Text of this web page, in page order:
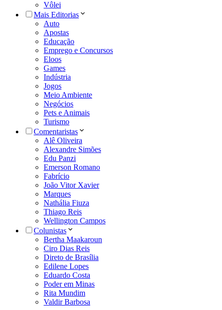
Vôlei
Mais Editorias
Auto
Apostas
Educação
Emprego e Concursos
Eloos
Games
Indústria
Jogos
Meio Ambiente
Negócios
Pets e Animais
Turismo
Comentaristas
Alê Oliveira
Alexandre Simões
Edu Panzi
Emerson Romano
Fabrício
João Vitor Xavier
Marques
Nathália Fiuza
Thiago Reis
Wellington Campos
Colunistas
Bertha Maakaroun
Ciro Dias Reis
Direto de Brasília
Edilene Lopes
Eduardo Costa
Poder em Minas
Rita Mundim
Valdir Barbosa